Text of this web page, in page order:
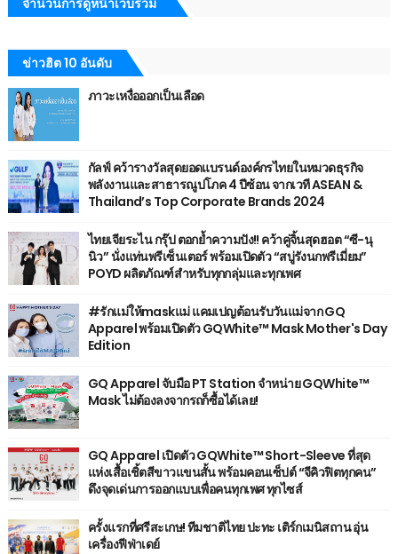
ข่าวฮิต 10 อันดับ
ภาวะเหงื่อออกเป็นเลือด
กัลฟ์ คว้ารางวัลสุดยอดแบรนด์องค์กรไทยในหมวดธุรกิจ
พลังงานและสาธารณูปโภค 4 ปีซ้อน จากเวที ASEAN &
Thailand’s Top Corporate Brands 2024
ไทยเจียระไน กรุ๊ป ตอกย้ำความปัง!! คว้าคู่จิ้นสุดฮอต “ซี-นุ
นิว” นั่งแท่นพรีเซ็นเตอร์ พร้อมเปิดตัว “สบู่รังนกพรีเมี่ยม”
POYD ผลิตภัณฑ์สำหรับทุกกลุ่มและทุกเพศ
#รักแม่ให้maskแม่ แคมเปญต้อนรับวันแม่จาก GQ
Apparel พร้อมเปิดตัว GQWhite™ Mask Mother's Day
Edition
GQ Apparel จับมือ PT Station จำหน่าย GQWhite™
Mask ไม่ต้องลงจากรถก็ซื้อได้เลย!
GQ Apparel เปิดตัว GQWhite™ Short-Sleeve ที่สุด
แห่งเสื้อเชิ้ตสีขาวแขนสั้น พร้อมคอนเซ็ปต์ “จีคิวฟิตทุกคน”
ดึงจุดเด่นการออกแบบเพื่อคนทุกเพศ ทุกไซส์
ครั้งแรกที่ศรีสะเกษ! ทีมชาติไทย ปะทะ เติร์กเมนิสถาน อุ่น
เครื่องฟีฟ่าเดย์